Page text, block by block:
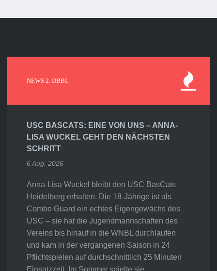
NEWS 2. DBBL
USC BASCATS: EINE VON UNS – ANNA-
LISA WUCKEL GEHT DEN NÄCHSTEN
SCHRITT
6 Aug. 2026
Anna-Lisa Wuckel bleibt den USC BasCats
Heidelberg erhalten. Die 18-Jährige ist als
Combo Guard ein echtes Eigengewächs des
USC – sie hat die Jugendmannschaften des
Vereins bis hinauf in die WNBL durchlaufen
und kam in der vergangenen Saison in 24
Pflichtspielen auf durchschnittlich 25 Minuten